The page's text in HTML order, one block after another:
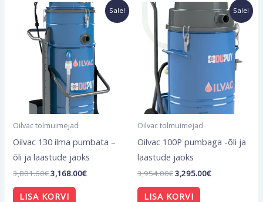
Sale!
Oilvac tolmuimejad
Oilvac 130 ilma pumbata –
õli ja laastude jaoks
3,801.60€
Algne
hind
oli:
3,801.60€.
3,168.00€
Current
price
is:
3,168.00€.
LISA KORVI
Sale!
Oilvac tolmuimejad
Oilvac 100P pumbaga -õli ja
laastude jaoks
3,954.00€
Algne
oli:
3,954.00€.
3,295.00€
Current
price
is:
3,295.00€.
LISA KORVI